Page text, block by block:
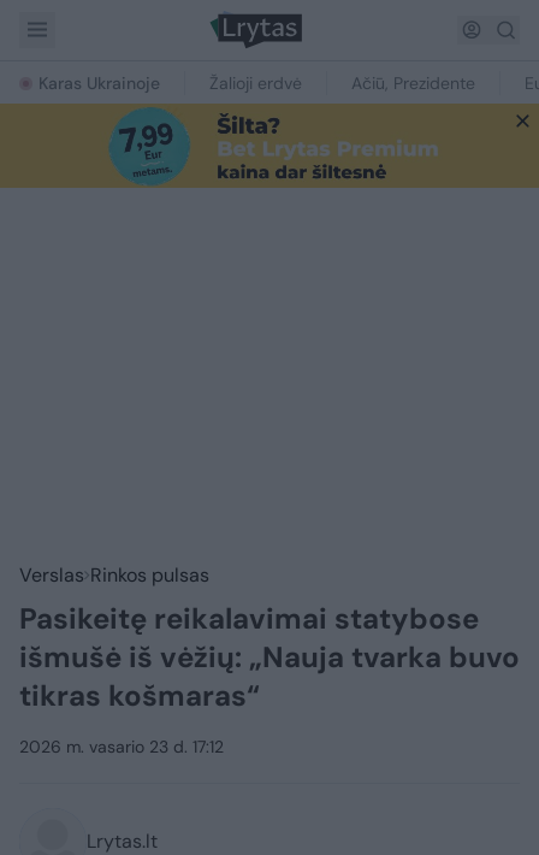
Karas Ukrainoje Žalioji erdvė Ačiū, Prezidente
Verslas Rinkos pulsas
Pasikeitę reikalavimai statybose
išmušė iš vėžių: „Nauja tvarka buvo
tikras košmaras“
2026 m. vasario 23 d. 17:12
Lrytas.lt